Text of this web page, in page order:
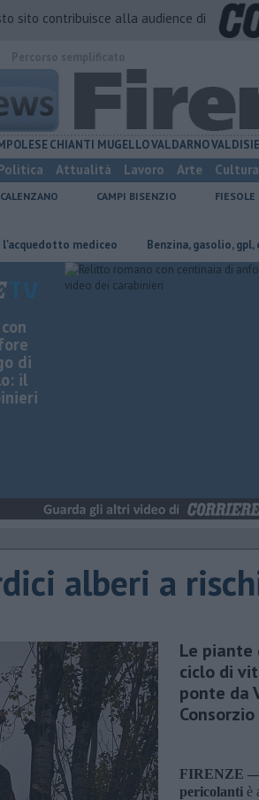
sito contribuisce alla audience di
CHIANTI MUGELLOVALDARNO
Attualità Lavoro Arte
CALENZANO CAMPI BISENZIO FIESOLE
mediceo ​Benzina, gasolio, gpl, ecco
di
il
alberi a
Le
ciclo di
ponte da
FIRENZE
pericolanti è